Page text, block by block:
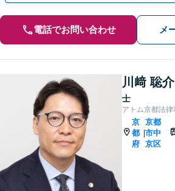
電話でお問い合わせ メ
川﨑 聡介
士
アトム京都法律
京
都
府
|
京都
市中
京区